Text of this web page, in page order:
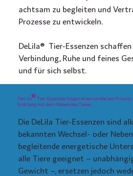
achtsam zu begleiten und
Prozesse zu entwickeln.
DeLila® Tier-Essenzen
Verbindung, Ruhe und feines
und für sich selbst.
DeLila® Tier-Essenzen folgen einem einfachen
Einklang mit dem Wesen des Tieres.
Die DeLila Tier-Essenzen sind
bekannten Wechsel- oder
begleitende energetische
alle Tiere geeignet –
Gewicht –, ersetzen jedoch